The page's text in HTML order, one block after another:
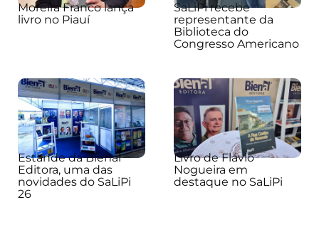
Moreira Franco lança
livro no Piauí
SaLiPi recebe
representante da
Biblioteca do
Congresso Americano
Estande da Bienal
Editora, uma das
novidades do SaLiPi
26
Livro de Flávio
Nogueira em
destaque no SaLiPi